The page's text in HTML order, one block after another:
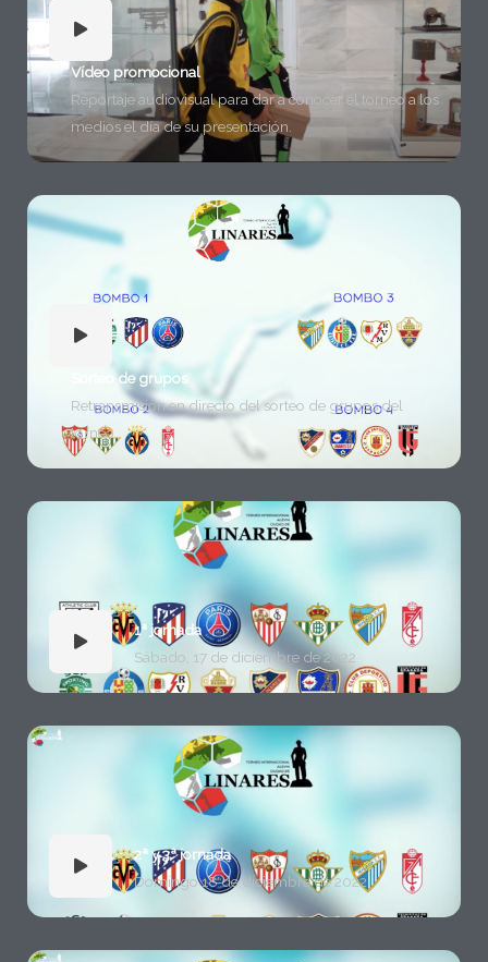
Vídeo promocional
Reportaje audiovisual para dar a conocer el torneo a los
medios el día de su presentación.
Sorteo de grupos
Retransmisión en directo del sorteo de grupos del
torneo.
1ª jornada
Sábado, 17 de diciembre de 2022
2ª y 3ª jornada
Domingo 18 de diciembre de 2022